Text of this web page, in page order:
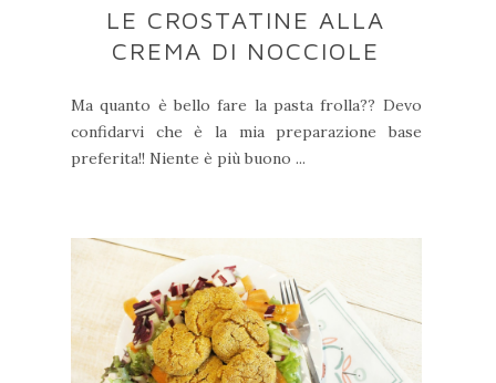
LE CROSTATINE ALLA
CREMA DI NOCCIOLE
Ma quanto è bello fare la pasta frolla?? Devo
confidarvi che è la mia preparazione base
preferita!! Niente è più buono ...